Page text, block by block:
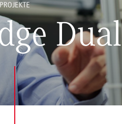
PROJEKTE
Dual